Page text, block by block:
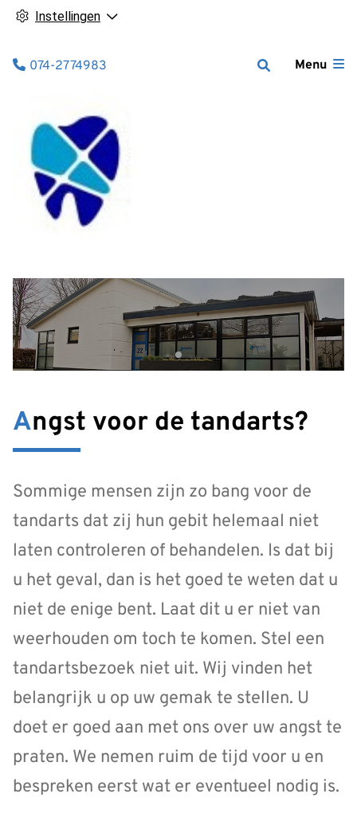
Instellingen
Menu
Tel:
074-2774983
Angst voor de tandarts?
Sommige mensen zijn zo bang voor de
tandarts dat zij hun gebit helemaal niet
laten controleren of behandelen. Is dat bij
u het geval, dan is het goed te weten dat u
niet de enige bent. Laat dit u er niet van
weerhouden om toch te komen. Stel een
tandartsbezoek niet uit. Wij vinden het
belangrijk u op uw gemak te stellen. U
doet er goed aan met ons over uw angst te
praten. We nemen ruim de tijd voor u en
bespreken eerst wat er eventueel nodig is.